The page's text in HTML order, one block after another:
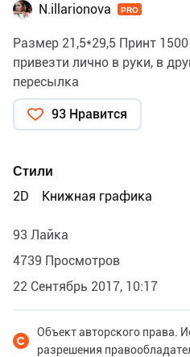
N.illarionova PRO
Размер 21,5*29,5 Принт
привезти лично в руки, в
пересылка
93 Нравится
Стили
2D
Книжная графика
93 Лайка
4739 Просмотров
22 Сентябрь 2017, 10:17
Объект авторского права.
разрешения